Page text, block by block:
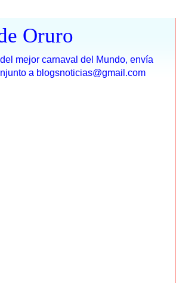
Oruro
mejor carnaval del Mundo, envía
a blogsnoticias@gmail.com